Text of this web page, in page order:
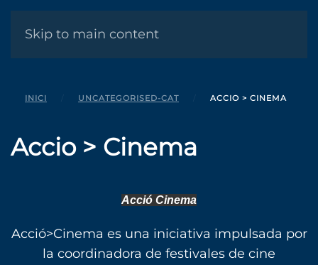
Skip to main content
INICI UNCATEGORISED-CAT ACCIO > CINEMA
Accio > Cinema
Acció Cinema
Acció>Cinema es una iniciativa impulsada por
la coordinadora de festivales de cine